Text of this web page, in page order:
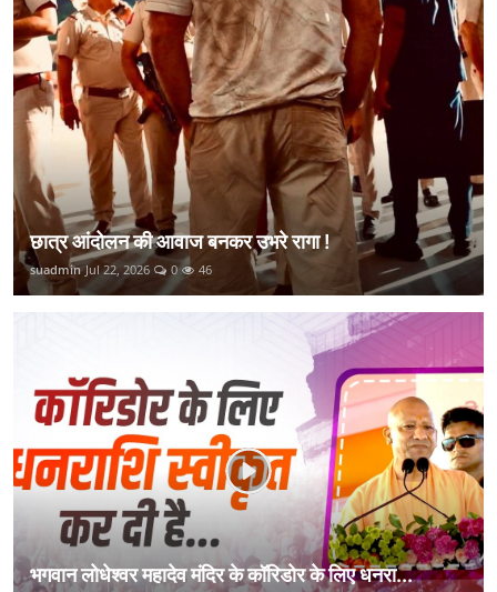
छात्र आंदोलन की आवाज बनकर उभरे रागा !
suadmin Jul 22, 2026 0 46
भगवान लोधेश्वर महादेव मंदिर के कॉरिडोर के लिए धनरा...